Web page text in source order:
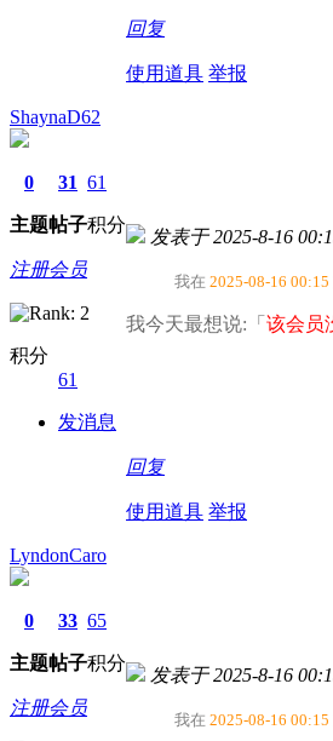
回复
使用道具 举报
ShaynaD62
0
主题
31
帖子
61
积分
注册会员
积分
61
发消息
发表于 2025-8-16
我在 2025-08-16 00:15
我今天最想说:「 该会员
回复
使用道具 举报
LyndonCaro
0
主题
33
帖子
65
积分
注册会员
发表于 2025-8-16
我在 2025-08-16 00:15